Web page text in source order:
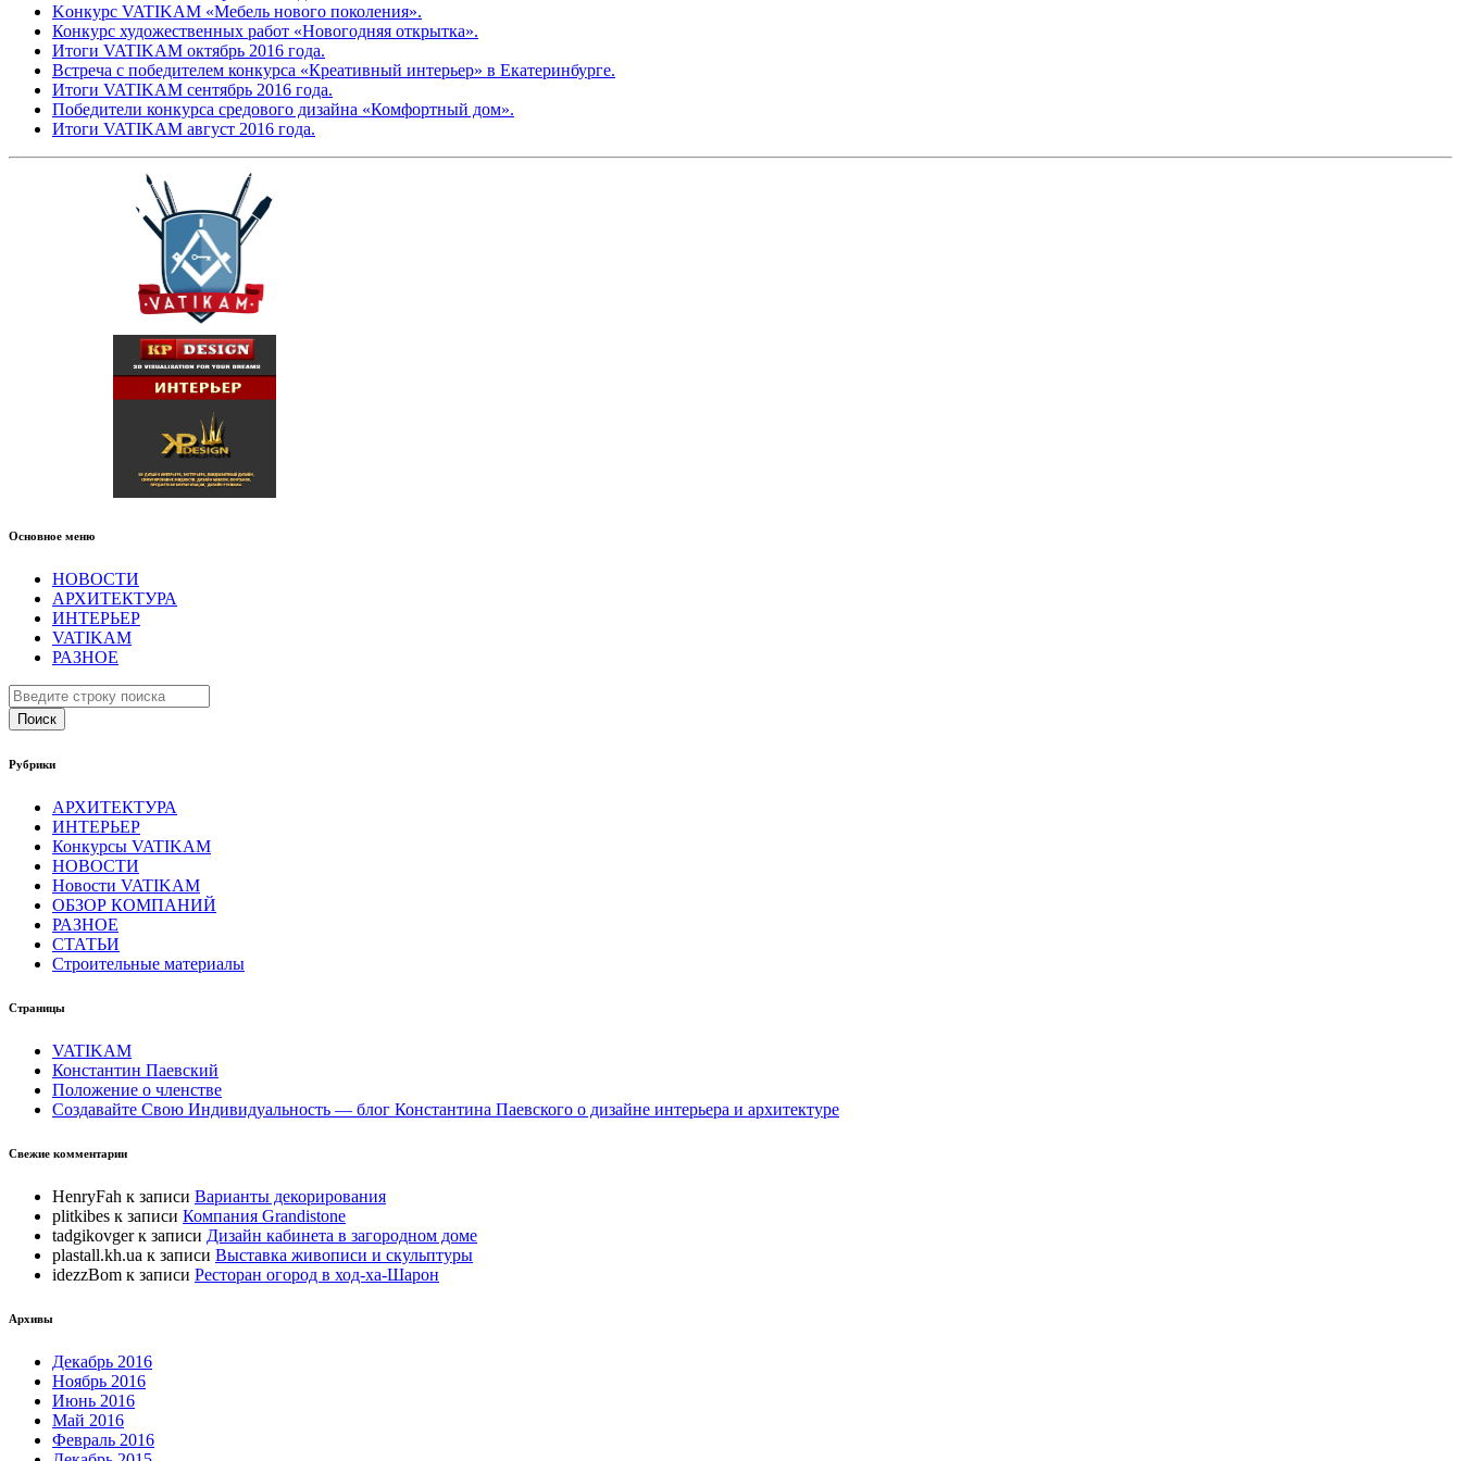
Kонкурс VATIKAM «Мебель нового поколения».
Конкурс художественных работ «Новогодняя открытка».
Итоги VATIKAM октябрь 2016 года.
Встреча с победителем конкурса «Креативный интерьер» в Екатеринбурге.
Итоги VATIKAM сентябрь 2016 года.
Победители конкурса средового дизайна «Комфортный дом».
Итоги VATIKAM август 2016 года.
Основное меню
НОВОСТИ
АРХИТЕКТУРА
ИНТЕРЬЕР
VATIKAM
РАЗНОЕ
Поиск
Рубрики
АРХИТЕКТУРА
ИНТЕРЬЕР
Конкурсы VATIKAM
НОВОСТИ
Новости VATIKAM
ОБЗОР КОМПАНИЙ
РАЗНОЕ
СТАТЬИ
Строительные материалы
Страницы
VATIKAM
Константин Паевский
Положение о членстве
Создавайте Свою Индивидуальность — блог Константина Паевского о дизайне интерьера и архитектуре
Свежие комментарии
HenryFah к записи Варианты декорирования
plitkibes к записи Компания Grandistone
tadgikovgerк записи Дизайн кабинета в загородном доме
plastall.kh.ua к записи Выставка живописи и скульптуры
idezzBom к записи Ресторан огород в ход-ха-Шарон
Архивы
Декабрь 2016
Ноябрь 2016
Июнь 2016
Май 2016
Февраль 2016